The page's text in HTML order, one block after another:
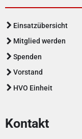
Einsatzübersicht
Mitglied werden
Spenden
Vorstand
HVO Einheit
Kontakt